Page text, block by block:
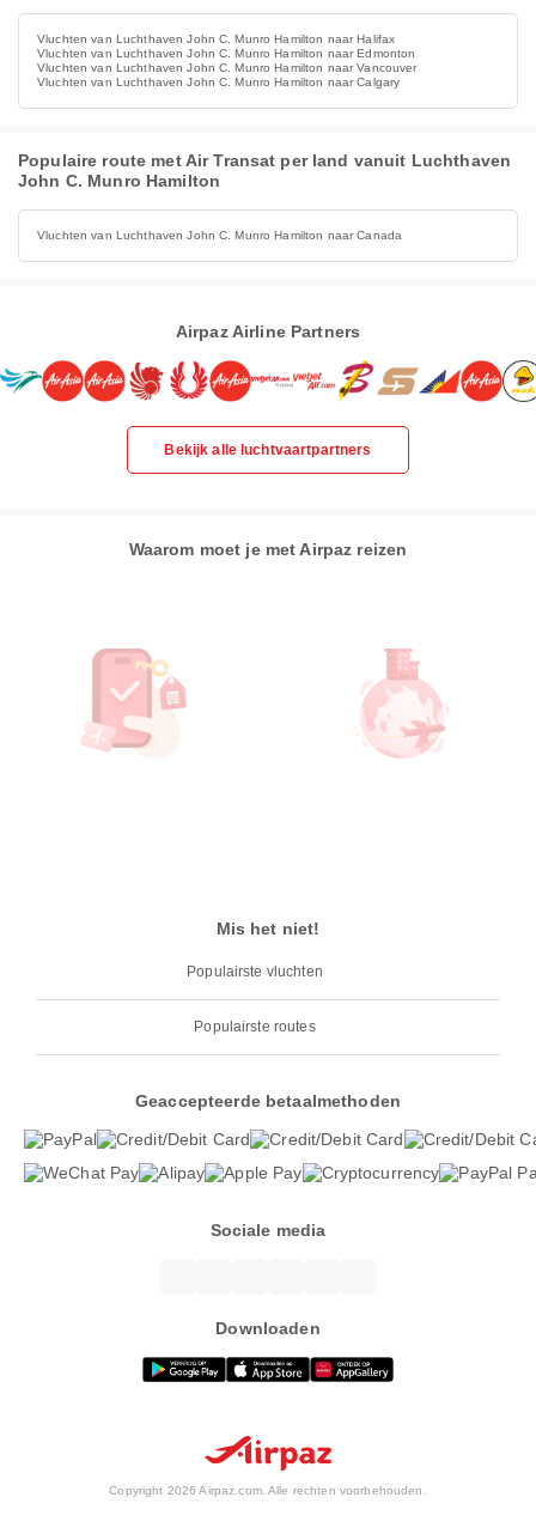
Vluchten van Luchthaven John C. Munro Hamilton naar Halifax
Vluchten van Luchthaven John C. Munro Hamilton naar Edmonton
Vluchten van Luchthaven John C. Munro Hamilton naar Vancouver
Vluchten van Luchthaven John C. Munro Hamilton naar Calgary
Populaire route met Air Transat per land vanuit Luchthaven
John C. Munro Hamilton
Vluchten van Luchthaven John C. Munro Hamilton naar Canada
Airpaz Airline Partners
Bekijk alle luchtvaartpartners
Waarom moet je met Airpaz reizen
Mis het niet!
Populairste vluchten
Populairste routes
Geaccepteerde betaalmethoden
Sociale media
Downloaden
Copyright 2026 Airpaz.com. Alle rechten voorbehouden.